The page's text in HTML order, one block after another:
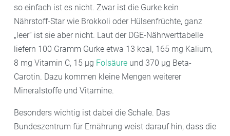
so einfach ist es nicht. Zwar ist die Gurke kein
Nährstoff-Star wie Brokkoli oder Hülsenfrüchte, ganz
„leer“ ist sie aber nicht. Laut der DGE-Nährwerttabelle
liefern 100 Gramm Gurke etwa 13 kcal, 165 mg Kalium,
8 mg Vitamin C, 15 µg Folsäure und 370 µg Beta-
Carotin. Dazu kommen kleine Mengen weiterer
Mineralstoffe und Vitamine.
Besonders wichtig ist dabei die Schale. Das
Bundeszentrum für Ernährung weist darauf hin, dass die